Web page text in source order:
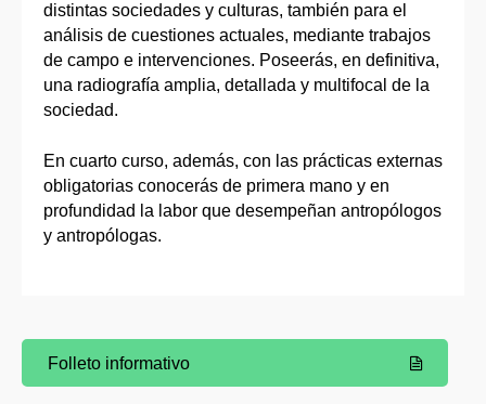
distintas sociedades y culturas, también para el
análisis de cuestiones actuales, mediante trabajos
de campo e intervenciones. Poseerás, en definitiva,
una radiografía amplia, detallada y multifocal de la
sociedad.
En cuarto curso, además, con las prácticas externas
obligatorias conocerás de primera mano y en
profundidad la labor que desempeñan antropólogos
y antropólogas.
(Abre una nueva ventana)
Folleto informativo